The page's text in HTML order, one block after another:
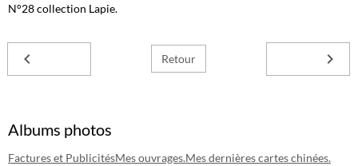
N°28 collection Lapie.
Retour
Albums photos
Factures et PublicitésMes ouvrages.Mes dernières cartes chinées.